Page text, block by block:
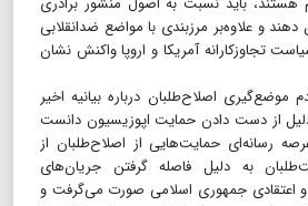
دهند و علاوه‌بر مرزبندی با مواضع ضدانقلابی
تجاوزکارانه آمریکا و اروپا واکنش نشان
موضع‌گیری اصلاح‌طلبان درباره بیانیه اخیر
دلیل از دست دادن حمایت اپوزیسیون دانست
رسانه‌ای حمایت‌هایی از اصلاح‌طلبان از
به دلیل فاصله گرفتن جریان‌های
اعتقادی جمهوری اسلامی صورت می‌گرفت و